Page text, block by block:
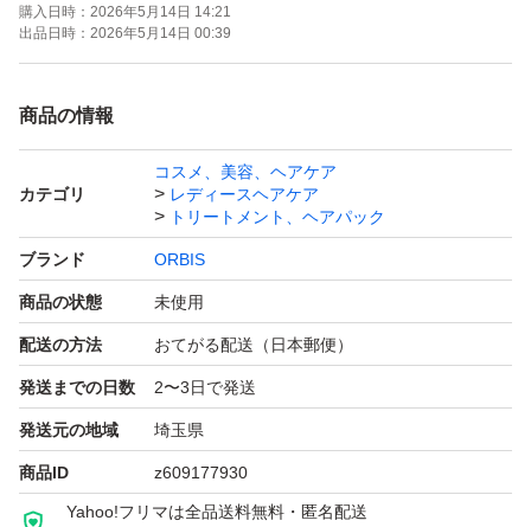
ーーーーー
遅くなる場合もございますがご理解ください。
再出品、専用出品可→お気軽にご質問下さい。
購入日時： 2026年5月14日 14:21
出品日時： 2026年5月14日 00:39
商品の情報
カテゴリ
コスメ、美容、ヘアケア
レディースヘアケア
トリートメント、ヘアパック
ブランド ORBIS
商品の状態 未使用
配送の方法 おてがる配送（日本郵便）
発送までの日数 2〜3日で発送
発送元の地域 埼玉県
商品ID z609177930
Yahoo!フリマは全品送料無料・匿名配送